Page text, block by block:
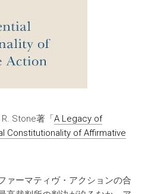
Stone著「A Legacy of
Constitutionality of Affirmative
ァーマティヴ・アクションの合